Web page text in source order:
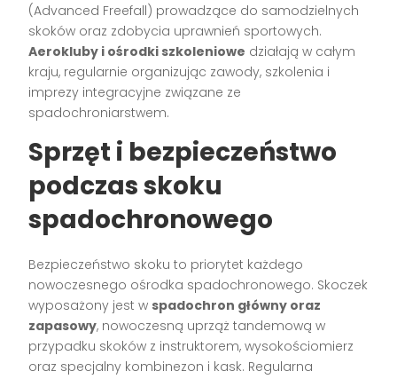
(Advanced Freefall) prowadzące do samodzielnych
skoków oraz zdobycia uprawnień sportowych.
Aerokluby i ośrodki szkoleniowe działają w całym
kraju, regularnie organizując zawody, szkolenia i
imprezy integracyjne związane ze
spadochroniarstwem.
Sprzęt i bezpieczeństwo
podczas skoku
spadochronowego
Bezpieczeństwo skoku to priorytet każdego
nowoczesnego ośrodka spadochronowego. Skoczek
wyposażony jest w spadochron główny oraz
zapasowy, nowoczesną uprząż tandemową w
przypadku skoków z instruktorem, wysokościomierz
oraz specjalny kombinezon i kask. Regularna